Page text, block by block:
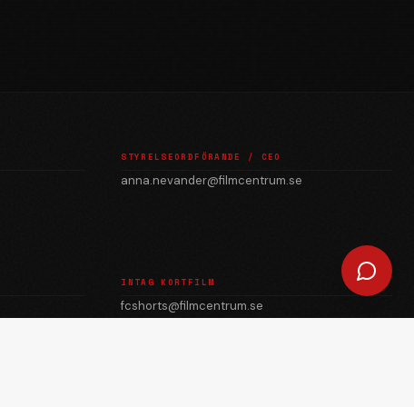
STYRELSEORDFÖRANDE / CEO
anna.nevander@filmcentrum.se
INTAG KORTFILM
fcshorts@filmcentrum.se